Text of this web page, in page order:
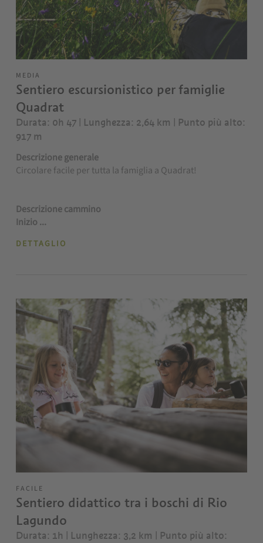
MEDIA
Sentiero escursionistico per famiglie
Quadrat
Durata: 0h 47 | Lunghezza: 2,64 km | Punto più alto:
917 m
Descrizione generale
Circolare facile per tutta la famiglia a Quadrat!
Descrizione cammino
Inizio ...
DETTAGLIO
FACILE
Sentiero didattico tra i boschi di Rio
Lagundo
Durata: 1h | Lunghezza: 3,2 km | Punto più alto: